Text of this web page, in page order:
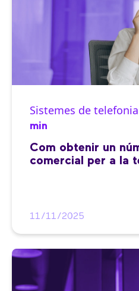
Sistemes de
min
Com obtenir un
comercial per a la
11/11/2025